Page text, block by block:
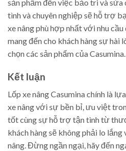
sản phẩm đến việc bảo trì và
tình và chuyên nghiệp sẽ hỗ trợ
xe nâng phù hợp nhất với nhu
mang đến cho khách hàng sự
chọn các sản phẩm của Casumina.
Kết luận
Lốp xe nâng Casumina chính là
xe nâng với sự bền bỉ, ưu việt
tốt cùng sự hỗ trợ tận tình từ
khách hàng sẽ không phải lo
nâng. Đừng ngần ngại, hãy đến